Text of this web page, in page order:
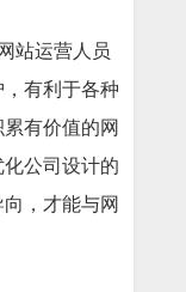
站运营人员
有利于各种
有价值的网
公司设计的
，才能与网